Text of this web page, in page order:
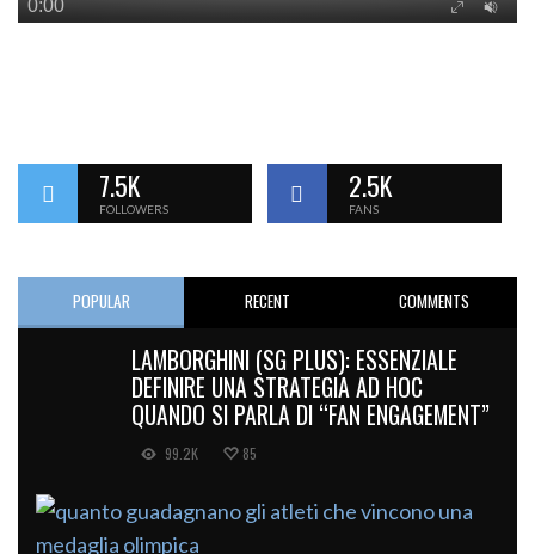
7.5K
FOLLOWERS
2.5K
FANS
POPULAR RECENT COMMENTS
LAMBORGHINI (SG PLUS): ESSENZIALE
DEFINIRE UNA STRATEGIA AD HOC
QUANDO SI PARLA DI “FAN ENGAGEMENT”
99.2K 85